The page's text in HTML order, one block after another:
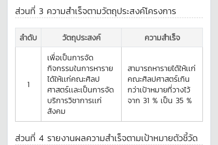
ส่วนที่ 3 ความสำเร็จตามวัตถุประสงค์โครงการ
ลำดับ วัตถุประสงค์ ความสำเร็จ
1
เพื่อเป็นการจัด
กิจกรรมในการหาราย
ได้ให้เเก่คณะศิลป
ศาสตร์เเละเป็นการจัด
บริการวิชาการเเก่
สังคม
สามารถหารายได้ให้เเก่
คณะศิลปศาสตร์เกิน
กว่าเป้าหมายที่วางไว้
จาก 31 % เป็น 35 %
ส่วนที่ 4 รายงานผลความสำเร็จตามเป้าหมายตัวชี้วัด